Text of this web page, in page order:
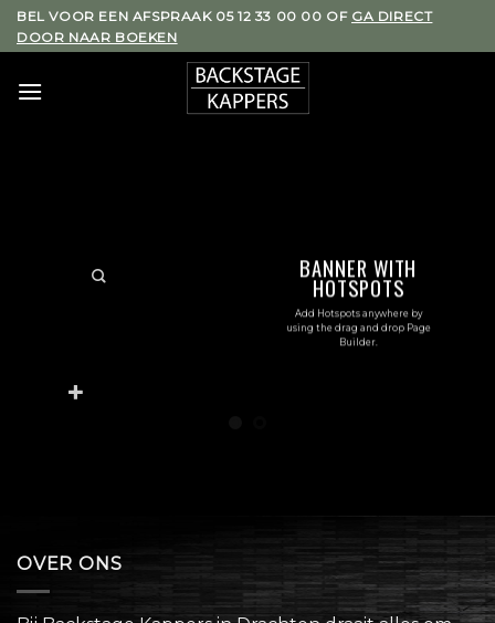
Skip
to
BEL VOOR EEN AFSPRAAK 05 12 33 00 00 OF GA DIRECT
DOOR NAAR BOEKEN
BANNER WITH
HOTSPOTS
Add Hotspots anywhere by
using the drag and drop Page
Builder.
OVER ONS